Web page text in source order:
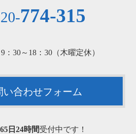
774-315
：30～18：30（木曜定休）
い合わせフォーム
日24時間受付中です！